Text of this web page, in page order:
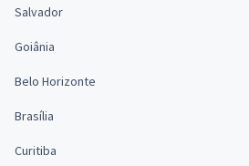
Salvador
Goiânia
Belo Horizonte
Brasília
Curitiba